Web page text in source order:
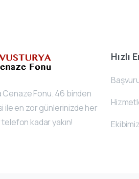
Cenaze Fonu. 46 binden
ile en zor günlerinizde her
kadar yakın!
Hızlı
Ekibimiz